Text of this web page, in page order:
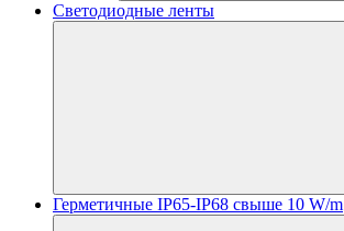
Светодиодные ленты
Герметичные IP65-IP68 свыше 10 W/m